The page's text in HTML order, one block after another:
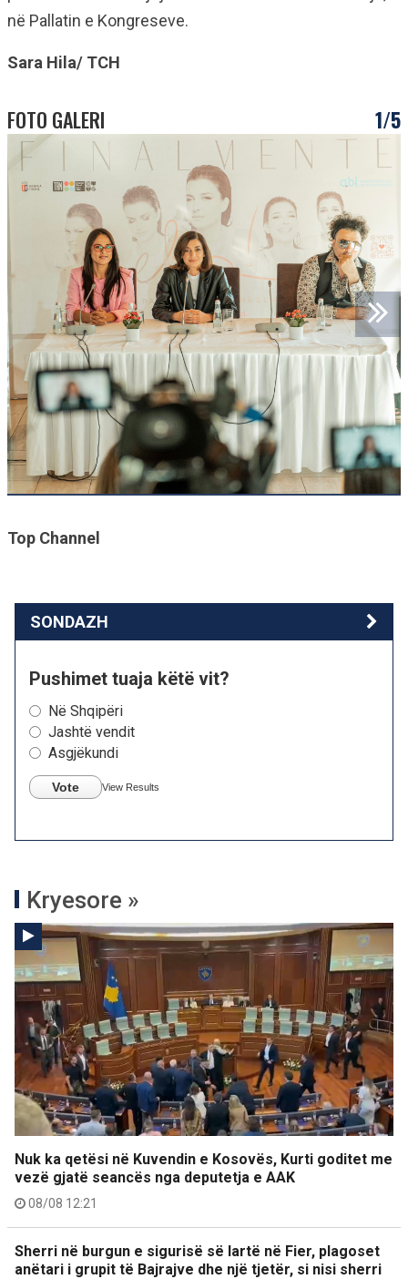
në Pallatin e Kongreseve.
Sara Hila/ TCH
FOTO GALERI 1/5
Top Channel
SONDAZH
Pushimet tuaja këtë vit?
Në Shqipëri
Jashtë vendit
Asgjëkundi
Vote View Results
Kryesore »
Nuk ka qetësi në Kuvendin e Kosovës, Kurti goditet me
vezë gjatë seancës nga deputetja e AAK
08/08 12:21
Sherri në burgun e sigurisë së lartë në Fier, plagoset
anëtari i grupit të Bajrajve dhe një tjetër, si nisi sherri